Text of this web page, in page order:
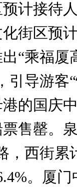
计接待
街区预
“乘福厦
引导游客
的国庆
售罄。
，西街累
。厦